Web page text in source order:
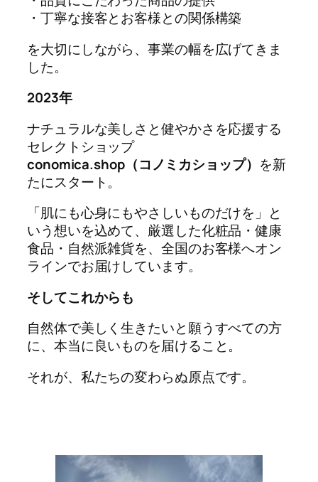
・丁寧な接客とお客様との関係構築
を大切にしながら、事業の幅を広げてきま
した。
2023年
ナチュラルな美しさと健やかさを応援する
セレクトショップ
conomica.shop（コノミカショップ） を新
たにスタート。
「肌にも心身にもやさしいものだけを」と
いう想いを込めて、厳選した化粧品・健康
食品・自然派雑貨を、全国のお客様へオン
ラインでお届けしています。
そしてこれからも
自然体で美しく生きたいと願うすべての方
に、本当に良いものを届けること。
それが、私たちの変わらぬ原点です。